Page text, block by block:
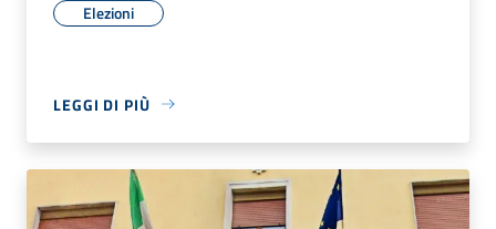
Elezioni
LEGGI DI PIÙ